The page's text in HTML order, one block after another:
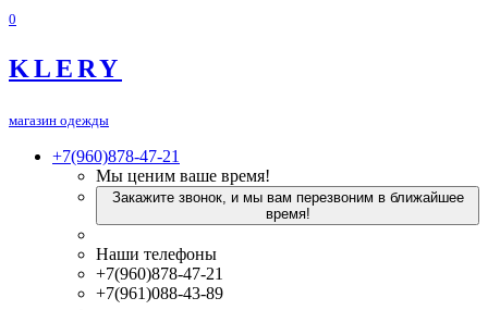
0
KLERY
магазин одежды
+7(960)878-47-21
Мы ценим ваше время!
Закажите звонок, и мы вам перезвоним в ближайшее
время!
Наши телефоны
+7(960)878-47-21
+7(961)088-43-89